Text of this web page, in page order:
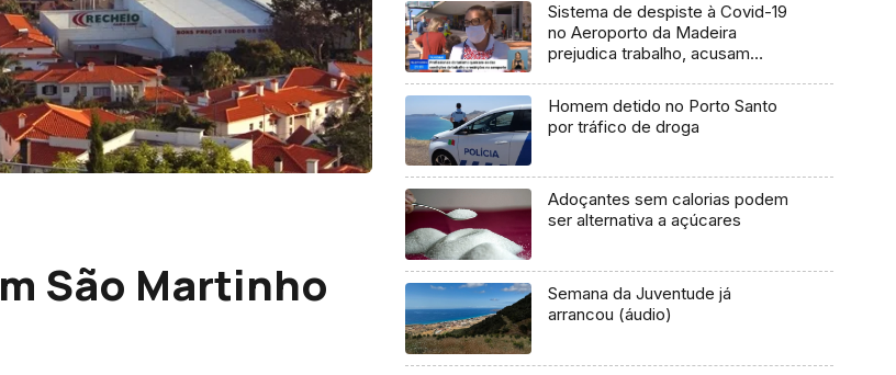
São Martinho
Sistema de despiste à Covid-19
no Aeroporto da Madeira
prejudica trabalho, acusam
Homem detido no Porto Santo
por tráfico de droga
Adoçantes sem calorias podem
ser alternativa a açúcares
Semana da Juventude já
arrancou (áudio)